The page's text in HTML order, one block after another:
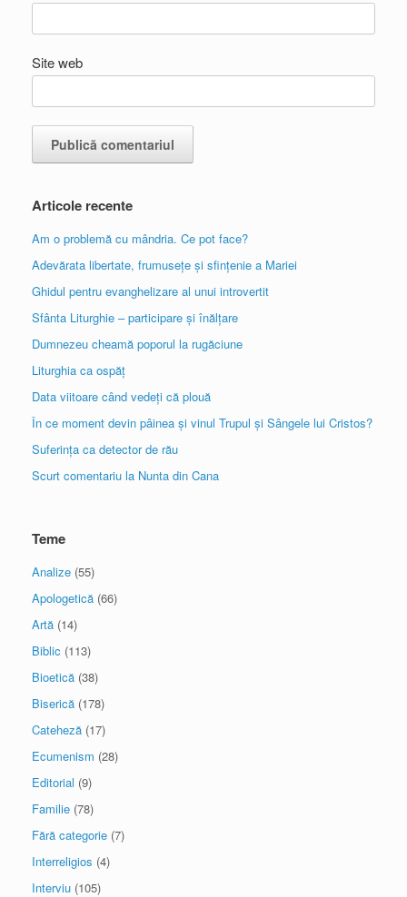
Site web
Articole recente
Am o problemă cu mândria. Ce pot face?
Adevărata libertate, frumusețe și sfințenie a Mariei
Ghidul pentru evanghelizare al unui introvertit
Sfânta Liturghie – participare și înălțare
Dumnezeu cheamă poporul la rugăciune
Liturghia ca ospăț
Data viitoare când vedeți că plouă
În ce moment devin pâinea și vinul Trupul și Sângele lui Cristos?
Suferința ca detector de rău
Scurt comentariu la Nunta din Cana
Teme
Analize (55)
Apologetică (66)
Artă (14)
Biblic (113)
Bioetică (38)
Biserică (178)
Cateheză (17)
Ecumenism (28)
Editorial (9)
Familie (78)
Fără categorie (7)
Interreligios (4)
Interviu (105)